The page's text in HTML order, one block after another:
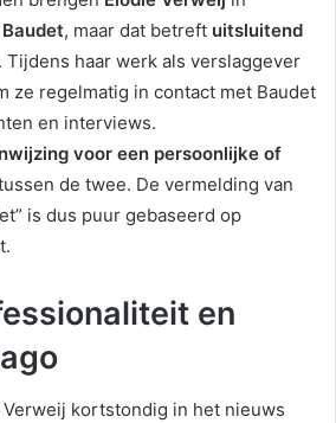
, maar dat betreft uitsluitend
. Tijdens haar werk als verslaggever
ze regelmatig in contact met Baudet
en interviews.
voor een persoonlijke of
de twee. De vermelding van
is dus puur gebaseerd op
en
kortstondig in het nieuws